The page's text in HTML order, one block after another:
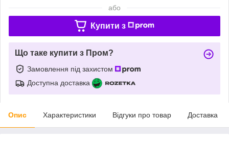
або
Купити з
Що таке купити з Пром?
Замовлення під захистом
Доступна доставка
Опис Характеристики Відгуки про товар Доставка